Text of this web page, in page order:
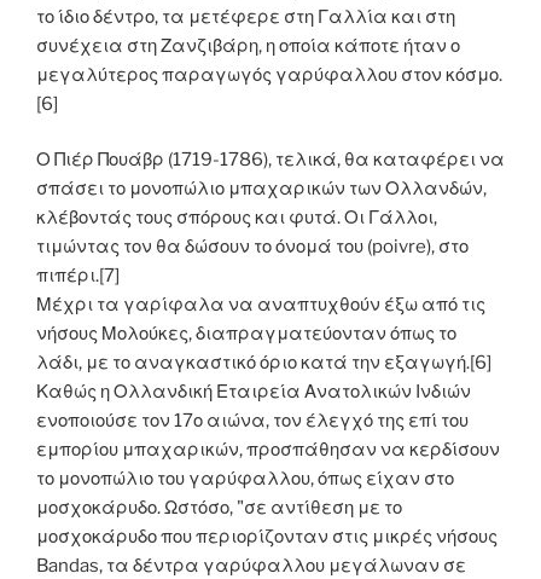
το ίδιο δέντρο, τα μετέφερε στη Γαλλία και στη
συνέχεια στη Ζανζιβάρη, η οποία κάποτε ήταν ο
μεγαλύτερος παραγωγός γαρύφαλλου στον κόσμο.
[6]
Ο Πιέρ Πουάβρ (1719-1786), τελικά, θα καταφέρει να
σπάσει το μονοπώλιο μπαχαρικών των Ολλανδών,
κλέβοντάς τους σπόρους και φυτά. Οι Γάλλοι,
τιμώντας τον θα δώσουν το όνομά του (poivre), στο
πιπέρι.[7]
Μέχρι τα γαρίφαλα να αναπτυχθούν έξω από τις
νήσους Μολούκες, διαπραγματεύονταν όπως το
λάδι, με το αναγκαστικό όριο κατά την εξαγωγή.[6]
Καθώς η Ολλανδική Εταιρεία Ανατολικών Ινδιών
ενοποιούσε τον 17ο αιώνα, τον έλεγχό της επί του
εμπορίου μπαχαρικών, προσπάθησαν να κερδίσουν
το μονοπώλιο του γαρύφαλλου, όπως είχαν στο
μοσχοκάρυδο. Ωστόσο, "σε αντίθεση με το
μοσχοκάρυδο που περιορίζονταν στις μικρές νήσους
Bandas, τα δέντρα γαρύφαλλου μεγάλωναν σε